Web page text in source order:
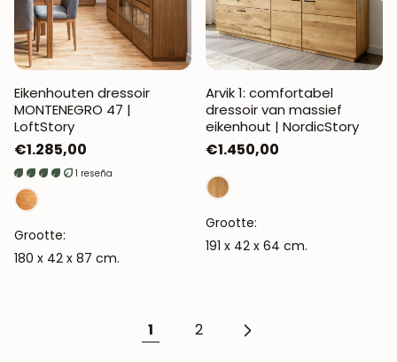
Eikenhouten dressoir
MONTENEGRO 47 |
LoftStory
Normale
prijs
€1.285,00
1 reseña
Grootte:
180 x 42 x 87 cm.
Arvik 1: comfortabel
dressoir van massief
eikenhout | NordicStory
Normale
prijs
€1.450,00
Grootte:
191 x 42 x 64 cm.
1 2